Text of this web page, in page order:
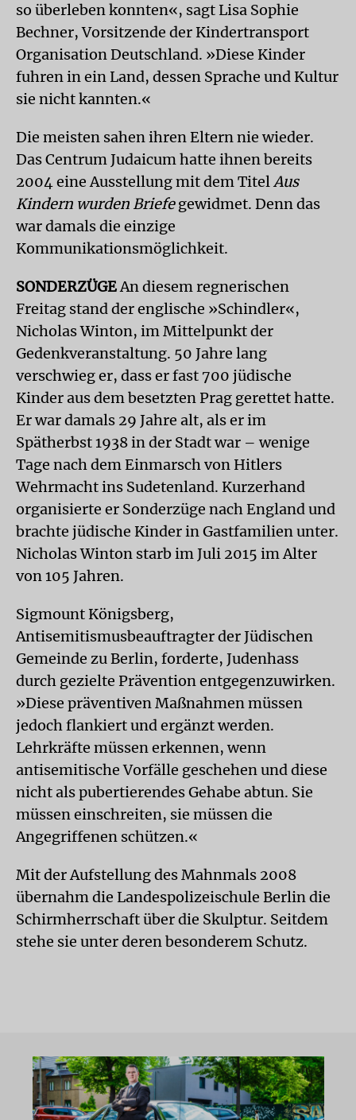
so überleben konnten«, sagt Lisa Sophie
Bechner, Vorsitzende der Kindertransport
Organisation Deutschland. »Diese Kinder
fuhren in ein Land, dessen Sprache und Kultur
sie nicht kannten.«
Die meisten sahen ihren Eltern nie wieder.
Das Centrum Judaicum hatte ihnen bereits
2004 eine Ausstellung mit dem TitelAus
Kindern wurden Briefegewidmet. Denn das
war damals die einzige
Kommunikationsmöglichkeit.
SONDERZÜGEAn diesem regnerischen
Freitag stand der englische »Schindler«,
Nicholas Winton, im Mittelpunkt der
Gedenkveranstaltung. 50 Jahre lang
verschwieg er, dass er fast 700 jüdische
Kinder aus dem besetzten Prag gerettet hatte.
Er war damals 29 Jahre alt, als er im
Spätherbst 1938 in der Stadt war – wenige
Tage nach dem Einmarsch von Hitlers
Wehrmacht ins Sudetenland. Kurzerhand
organisierte er Sonderzüge nach England und
brachte jüdische Kinder in Gastfamilien unter.
Nicholas Winton starb im Juli 2015 im Alter
von 105 Jahren.
Sigmount Königsberg,
Antisemitismusbeauftragter der Jüdischen
Gemeinde zu Berlin, forderte, Judenhass
durch gezielte Prävention entgegenzuwirken.
»Diese präventiven Maßnahmen müssen
jedoch flankiert und ergänzt werden.
Lehrkräfte müssen erkennen, wenn
antisemitische Vorfälle geschehen und diese
nicht als pubertierendes Gehabe abtun. Sie
müssen einschreiten, sie müssen die
Angegriffenen schützen.«
Mit der Aufstellung des Mahnmals 2008
übernahm die Landespolizeischule Berlin die
Schirmherrschaft über die Skulptur. Seitdem
stehe sie unter deren besonderem Schutz.